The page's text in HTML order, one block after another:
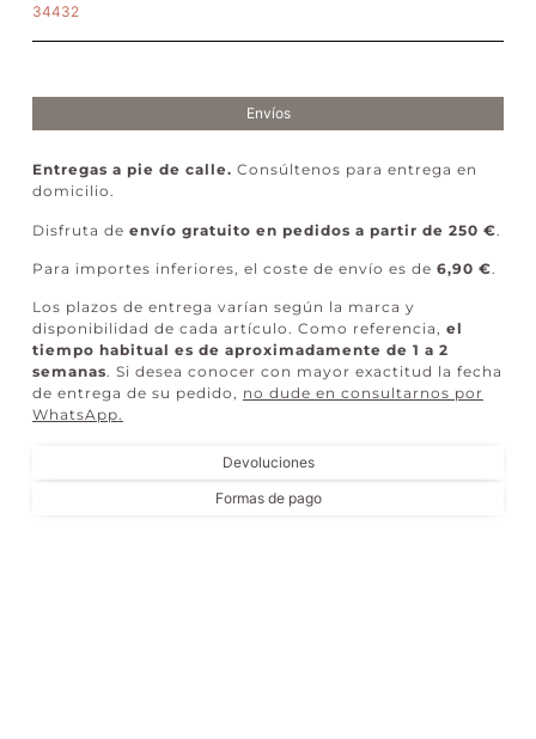
34432
Envíos
Devoluciones
Formas de pago
Entregas a pie de calle. Consúltenos para entrega en
domicilio.
Disfruta de envío gratuito en pedidos a partir de 250 €
Para importes inferiores, el coste de envío es de 6,90 €
Los plazos de entrega varían según la marca y
disponibilidad de cada artículo. Como referencia, el
tiempo habitual es de aproximadamente de 1 a 2
semanas. Si desea conocer con mayor exactitud la fecha
de entrega de su pedido, no dude en consultarnos por
WhatsApp.